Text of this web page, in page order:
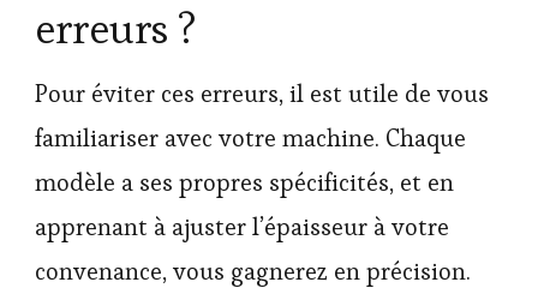
erreurs ?
Pour éviter ces erreurs, il est utile de vous
familiariser avec votre machine. Chaque
modèle a ses propres spécificités, et en
apprenant à ajuster l’épaisseur à votre
convenance, vous gagnerez en précision.